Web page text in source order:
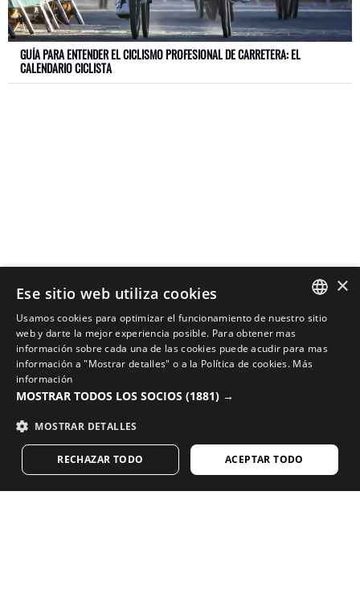
COMPLETA TU LOOK CON LA MEJOR EQUIPACIÓN PARA
CICLISTAS
Descubre todas las novedades en ciclismo en la
IR A LA TIENDA
GUÍA PARA ENTENDER EL CICLISMO PROFESIONAL DE CARRETERA: EL
CALENDARIO CICLISTA
SPANISH
ENGLISH
×
Ese sitio web utiliza cookies
Usamos cookies para optimizar el funcionamiento de nuestro sitio
web y darte la mejor experiencia posible. Para obtener mas
información sobre cada una de las cookies puede acudir para mas
información a "Mostrar detalles" o a la Política de cookies. Más
información
MOSTRAR TODOS LOS SOCIOS (1881) →
MOSTRAR DETALLES
ACEPTAR TODO
RECHAZAR TODO